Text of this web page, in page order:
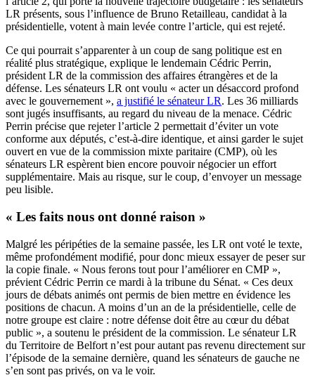
LR présents, sous l’influence de Bruno Retailleau, candidat à la
présidentielle, votent à main levée contre l’article, qui est rejeté.
Ce qui pourrait s’apparenter à un coup de sang politique est en
réalité plus stratégique, explique le lendemain Cédric Perrin,
président LR de la commission des affaires étrangères et de la
défense. Les sénateurs LR ont voulu « acter un désaccord profond
avec le gouvernement », a justifié le sénateur LR. Les 36 milliards
sont jugés insuffisants, au regard du niveau de la menace. Cédric
Perrin précise que rejeter l’article 2 permettait d’éviter un vote
conforme aux députés, c’est-à-dire identique, et ainsi garder le sujet
ouvert en vue de la commission mixte paritaire (CMP), où les
sénateurs LR espèrent bien encore pouvoir négocier un effort
supplémentaire. Mais au risque, sur le coup, d’envoyer un message
peu lisible.
« Les faits nous ont donné raison »
Malgré les péripéties de la semaine passée, les LR ont voté le texte,
même profondément modifié, pour donc mieux essayer de peser sur
la copie finale. « Nous ferons tout pour l’améliorer en CMP »,
prévient Cédric Perrin ce mardi à la tribune du Sénat. « Ces deux
jours de débats animés ont permis de bien mettre en évidence les
positions de chacun. A moins d’un an de la présidentielle, celle de
notre groupe est claire : notre défense doit être au cœur du débat
public », a soutenu le président de la commission. Le sénateur LR
du Territoire de Belfort n’est pour autant pas revenu directement sur
l’épisode de la semaine dernière, quand les sénateurs de gauche ne
s’en sont pas privés, on va le voir.